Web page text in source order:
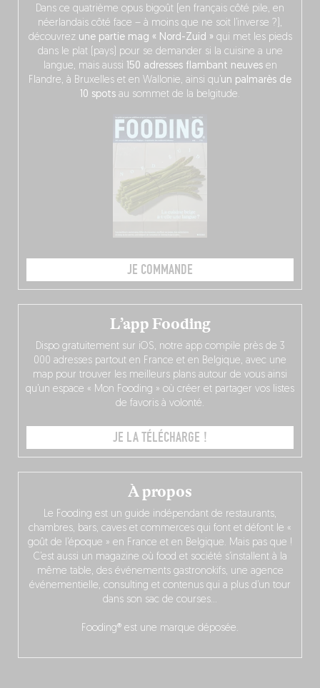
Dans ce quatrième opus bigoût (en français côté pile, en
néerlandais côté face – à moins que ne soit l’inverse ?),
découvrez une partie mag « Nord-Zuid » qui met les pieds
dans le plat (pays) pour se demander si la cuisine a une
langue, mais aussi
150 adresses flambant neuvesen
Flandre, à Bruxelles et en Wallonie, ainsi qu’ un palmarès de
10 spots au sommet de la belgitude.
JE COMMANDE
À propos
Le Fooding est un guide indépendant de restaurants,
chambres, bars, caves et commerces qui font et défont le «
goût de l’époque » en France et en Belgique. Mais pas que !
C’est aussi un magazine où food et société s’installent à la
même table, des événements gastronokifs, une agence
événementielle, consulting et contenus qui a plus d’un tour
dans son sac de courses…
Fooding® est une marque déposée.
L’app Fooding
Dispo gratuitement sur iOS, notre app compile près de 3
000 adresses partout en France et en Belgique, avec une
map pour trouver les meilleurs plans autour de vous ainsi
qu’un espace « Mon Fooding » où créer et partager vos listes
de favoris à volonté.
JE LA TÉLÉCHARGE !